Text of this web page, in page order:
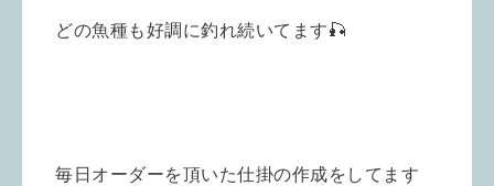
どの魚種も好調に釣れ続いてます🎣
毎日オーダーを頂いた仕掛の作成をしてます